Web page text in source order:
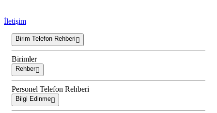
İletişim
Birim Telefon Rehberi
Birimler
Rehber
Personel Telefon Rehberi
Bilgi Edinme